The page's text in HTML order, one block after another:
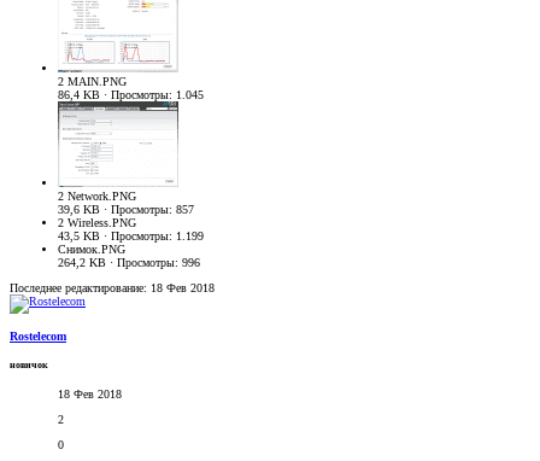
2 MAIN.PNG
86,4 KB · Просмотры: 1.045
2 Network.PNG
39,6 KB · Просмотры: 857
2 Wireless.PNG
43,5 KB · Просмотры: 1.199
Снимок.PNG
264,2 KB · Просмотры: 996
Последнее редактирование: 18 Фев 2018
Rostelecom
новичок
18 Фев 2018
2
0